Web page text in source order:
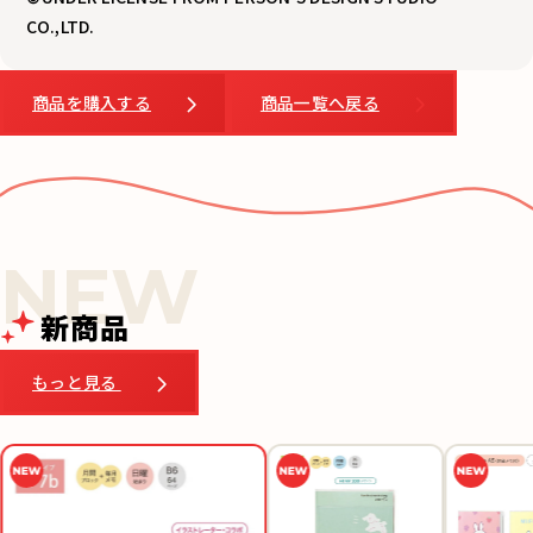
CO.,LTD.
商品を購入する 商品一覧へ戻る
新商品
もっと見る